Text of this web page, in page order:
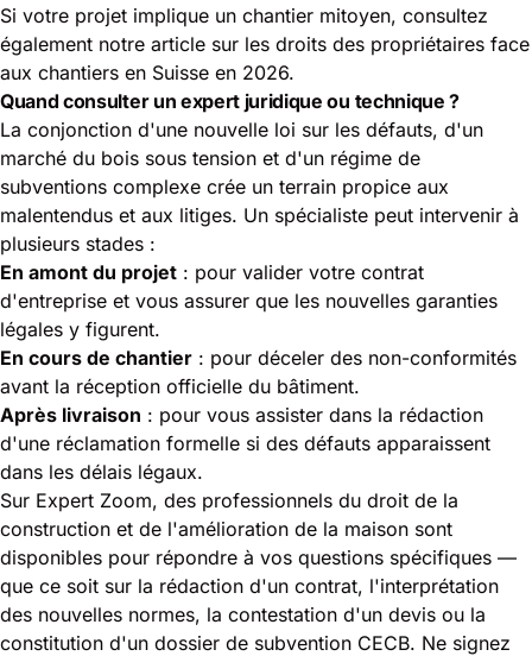
Si votre projet implique un chantier mitoyen, consultez
également notre article sur les droits des propriétaires face
aux chantiers en Suisse en 2026.
Quand consulter un expert juridique ou technique ?
La conjonction d'une nouvelle loi sur les défauts, d'un
marché du bois sous tension et d'un régime de
subventions complexe crée un terrain propice aux
malentendus et aux litiges. Un spécialiste peut intervenir à
plusieurs stades :
En amont du projet : pour valider votre contrat
d'entreprise et vous assurer que les nouvelles garanties
légales y figurent.
En cours de chantier : pour déceler des non-conformités
avant la réception officielle du bâtiment.
Après livraison : pour vous assister dans la rédaction
d'une réclamation formelle si des défauts apparaissent
dans les délais légaux.
Sur Expert Zoom, des professionnels du droit de la
construction et de l'amélioration de la maison sont
disponibles pour répondre à vos questions spécifiques —
que ce soit sur la rédaction d'un contrat, l'interprétation
des nouvelles normes, la contestation d'un devis ou la
constitution d'un dossier de subvention CECB. Ne signez